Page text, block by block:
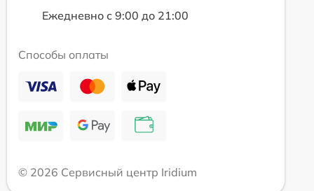
Ежедневно с 9:00 до 21:00
Способы оплаты
© 2026 Сервисный центр Iridium